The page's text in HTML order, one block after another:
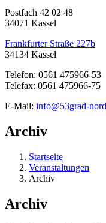
Postfach 42 02 48
34071 Kassel
Frankfurter Straße 227b
34134 Kassel
Telefon: 0561 475966-53
Telefax: 0561 475966-75
E-Mail: info@53grad-
Archiv
Startseite
Veranstaltungen
Archiv
Archiv